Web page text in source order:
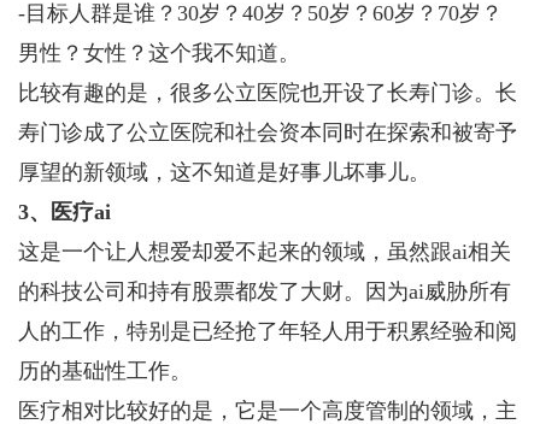
-目标人群是谁？30岁？40岁？50岁？60岁？70岁？
男性？女性？这个我不知道。
比较有趣的是，很多公立医院也开设了长寿门诊。长
寿门诊成了公立医院和社会资本同时在探索和被寄予
厚望的新领域，这不知道是好事儿坏事儿。
3、医疗ai
这是一个让人想爱却爱不起来的领域，虽然跟ai相关
的科技公司和持有股票都发了大财。因为ai威胁所有
人的工作，特别是已经抢了年轻人用于积累经验和阅
历的基础性工作。
医疗相对比较好的是，它是一个高度管制的领域，主